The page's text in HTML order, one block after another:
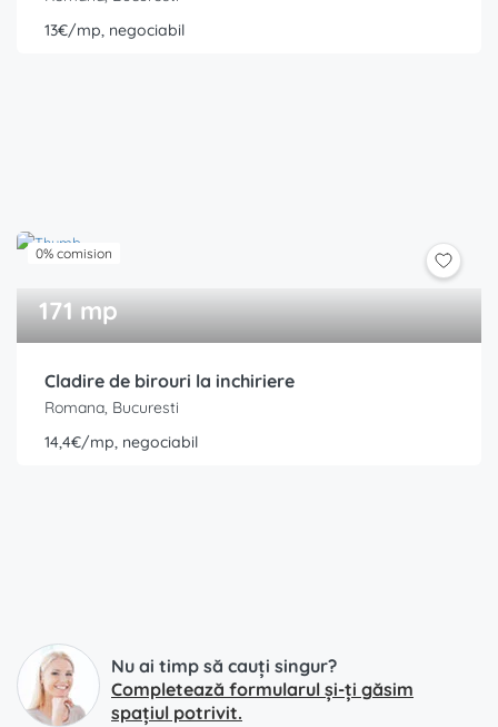
13€/mp, negociabil
0% comision
171 mp
Cladire de birouri la inchiriere
Romana, Bucuresti
14,4€/mp, negociabil
Nu ai timp să cauți singur?
Completează formularul și-ți găsim
spațiul potrivit.